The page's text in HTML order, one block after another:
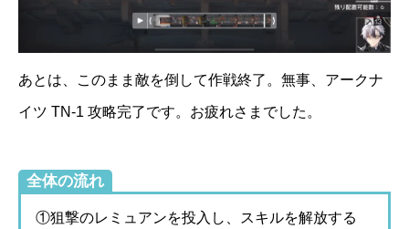
あとは、このまま敵を倒して作戦終了。無事、アークナ
イツ TN-1 攻略完了です。お疲れさまでした。
全体の流れ
①狙撃のレミュアンを投入し、スキルを解放する